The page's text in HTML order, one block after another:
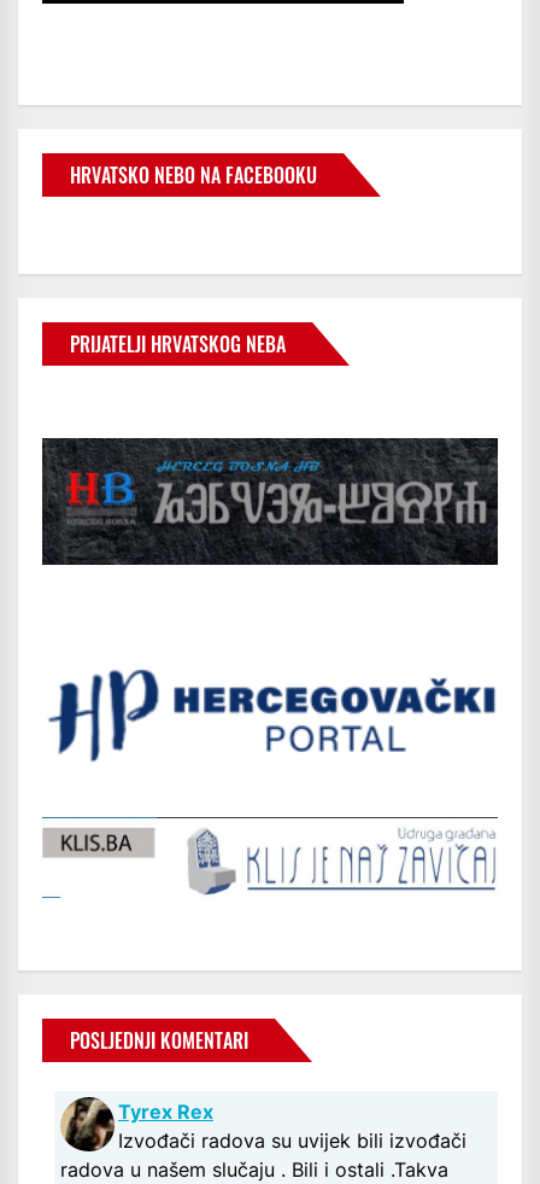
HRVATSKO NEBO NA FACEBOOKU
PRIJATELJI HRVATSKOG NEBA
POSLJEDNJI KOMENTARI
Tyrex Rex
Izvođači radova su uvijek bili izvođači
radova u našem slučaju . Bili i ostali .Takva